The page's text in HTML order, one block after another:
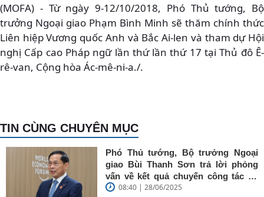
(MOFA) - Từ ngày 9-12/10/2018, Phó Thủ tướng, Bộ
trưởng Ngoại giao Phạm Bình Minh sẽ thăm chính thức
Liên hiệp Vương quốc Anh và Bắc Ai-len và tham dự Hội
nghị Cấp cao Pháp ngữ lần thứ lần thứ 17 tại Thủ đô Ê-
rê-van, Cộng hòa Ác-mê-ni-a./.
TIN CÙNG CHUYÊN MỤC
Phó Thủ tướng, Bộ trưởng Ngoại
giao Bùi Thanh Sơn trả lời phỏng
vấn về kết quả chuyến công tác tại
Trung Quốc của Thủ tướng Chính
08:40 | 28/06/2025